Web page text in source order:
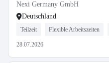
Nexi Germany GmbH
Deutschland
Teilzeit Flexible Arbeitszeiten
28.07.2026